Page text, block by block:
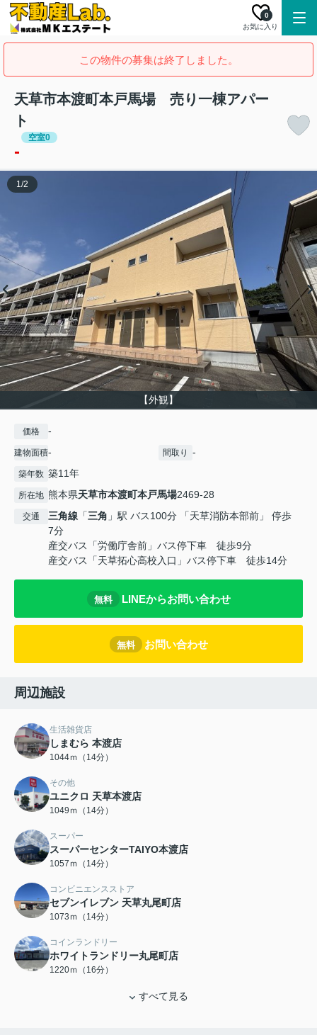
お気に入り
0
この物件の募集は終了しました。
天草市本渡町本戸馬場 売り一棟アパー
ト
空室0
-
【外観】
1/2
価格 -
建物面積- 間取り -
築年数 築11年
所在地 熊本県天草市本渡町本戸馬場2469-28
交通 三角線 「三角 」駅 バス100分 「天草消防本部前」 停歩
7分
産交バス「労働庁舎前」バス停下車 徒歩9分
産交バス「天草拓心高校入口」バス停下車 徒歩14分
無料 LINEからお問い合わせ
無料 お問い合わせ
周辺施設
生活雑貨店
しまむら 本渡店
1044ｍ（14分）
その他
ユニクロ 天草本渡店
1049ｍ（14分）
スーパー
スーパーセンターTAIYO本渡店
1057ｍ（14分）
コンビニエンスストア
セブンイレブン 天草丸尾町店
1073ｍ（14分）
コインランドリー
ホワイトランドリー丸尾町店
1220ｍ（16分）
すべて見る